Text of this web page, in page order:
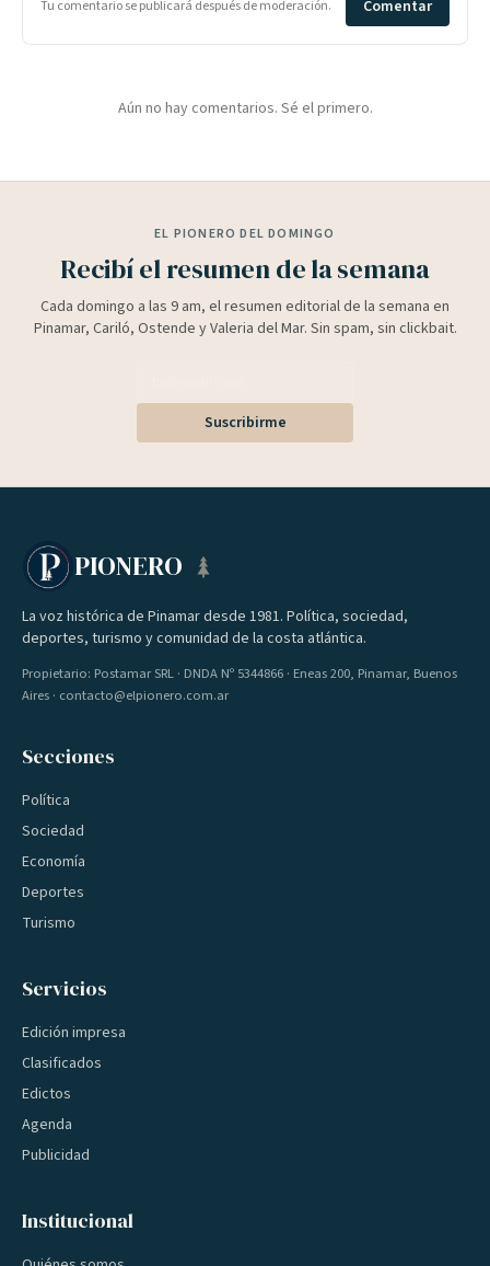
Tu comentario se publicará después de moderación. Comentar
Aún no hay comentarios. Sé el primero.
EL PIONERO DEL DOMINGO
Recibí el resumen de la semana
Cada domingo a las 9 am, el resumen editorial de la semana en
Pinamar, Cariló, Ostende y Valeria del Mar. Sin spam, sin clickbait.
Suscribirme
PIONERO
La voz histórica de Pinamar desde 1981. Política, sociedad,
deportes, turismo y comunidad de la costa atlántica.
Propietario: Postamar SRL · DNDA Nº 5344866 · Eneas 200, Pinamar, Buenos
Aires · contacto@elpionero.com.ar
Secciones
Política
Sociedad
Economía
Deportes
Turismo
Servicios
Edición impresa
Clasificados
Edictos
Agenda
Publicidad
Institucional